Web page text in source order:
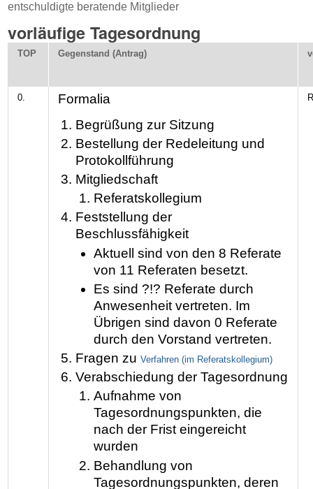
entschuldigte beratende Mitglieder
vorläufige Tagesordnung
TOP Gegenstand (Antrag)
0.
Formalia
Begrüßung zur Sitzung
Bestellung der Redeleitung und
Protokollführung
Mitgliedschaft
Referatskollegium
Feststellung der
Beschlussfähigkeit
Aktuell sind von den 8 Referate
von 11 Referaten besetzt.
Es sind ?!? Referate durch
Anwesenheit vertreten. Im
Übrigen sind davon 0 Referate
durch den Vorstand vertreten.
Fragen zuVerfahren (im Referatskollegium)
Verabschiedung der Tagesordnung
Aufnahme von
Tagesordnungspunkten, die
nach der Frist eingereicht
wurden
Behandlung von
Tagesordnungspunkten, deren